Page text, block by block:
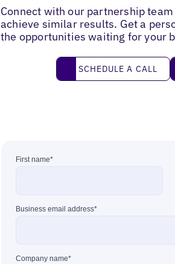
Connect with our partnership
achieve similar results. Get a
the opportunities waiting for your
Schedule a call
SCHEDULE A CALL